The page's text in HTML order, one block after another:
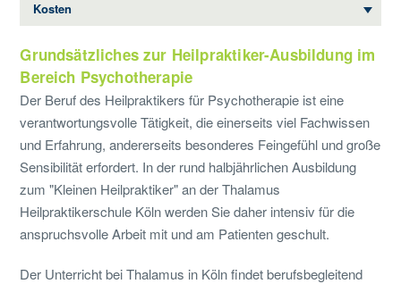
Kosten
Grundsätzliches zur Heilpraktiker-Ausbildung im
Bereich Psychotherapie
Der Beruf des Heilpraktikers für Psychotherapie ist eine
verantwortungsvolle Tätigkeit, die einerseits viel Fachwissen
und Erfahrung, andererseits besonderes Feingefühl und große
Sensibilität erfordert. In der rund halbjährlichen Ausbildung
zum "Kleinen Heilpraktiker" an der Thalamus
Heilpraktikerschule Köln werden Sie daher intensiv für die
anspruchsvolle Arbeit mit und am Patienten geschult.
Der Unterricht bei Thalamus in Köln findet berufsbegleitend